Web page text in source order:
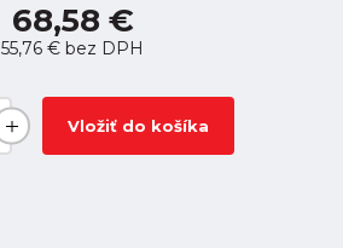
68,58 €
55,76 € bez DPH
Vložiť do košíka